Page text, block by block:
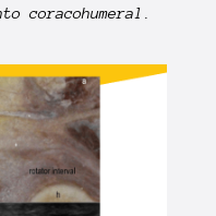
coracohumeral.